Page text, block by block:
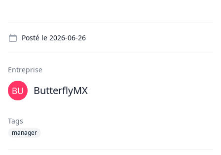
Posté le 2026-06-26
Entreprise
ButterflyMX
Tags
manager